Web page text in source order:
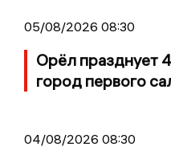
05/08/2026 08:30
Орёл празднует
город первого
04/08/2026 08:30